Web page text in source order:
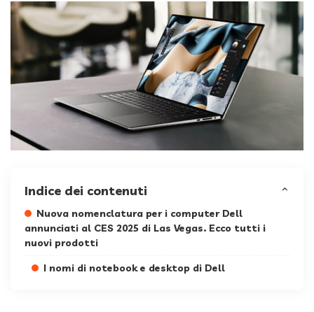
Indice dei contenuti
Nuova nomenclatura per i computer Dell
annunciati al CES 2025 di Las Vegas. Ecco tutti i
nuovi prodotti
I nomi di notebook e desktop di Dell